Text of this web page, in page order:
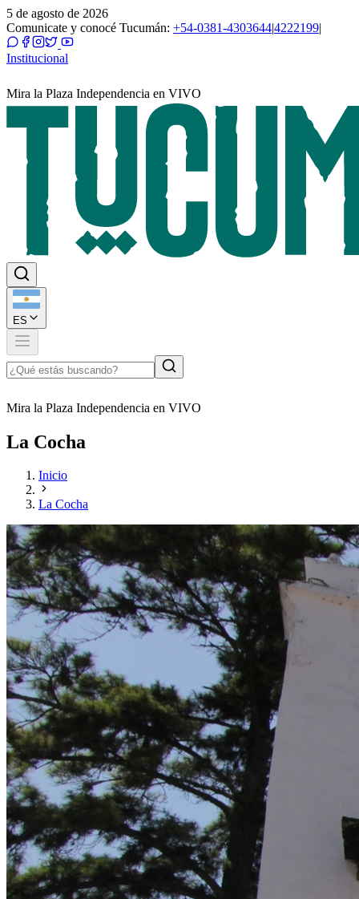
5 de agosto de 2026
Comunicate y conocé Tucumán: +54-0381-4303644|4222199|
Institucional
Mira la Plaza Independencia en VIVO
ES
Mira la Plaza Independencia en VIVO
La Cocha
Inicio
La Cocha